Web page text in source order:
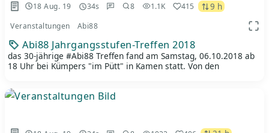
18 Aug. 19 34s 8 1.1K 415 9 h
Veranstaltungen Abi88
Abi88 Jahrgangsstufen-Treffen 2018
das 30-jährige #Abi88 Treffen fand am Samstag, 06.10.2018 ab
18 Uhr bei Kümpers "im Pütt" in Kamen statt. Von den